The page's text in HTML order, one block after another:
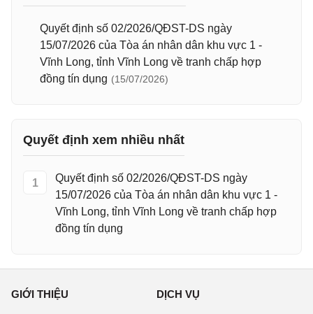
Quyết định số 02/2026/QĐST-DS ngày
15/07/2026 của Tòa án nhân dân khu vực 1 -
Vĩnh Long, tỉnh Vĩnh Long về tranh chấp hợp
đồng tín dụng (15/07/2026)
Quyết định xem nhiều nhất
1
Quyết định số 02/2026/QĐST-DS ngày
15/07/2026 của Tòa án nhân dân khu vực 1 -
Vĩnh Long, tỉnh Vĩnh Long về tranh chấp hợp
đồng tín dụng
GIỚI THIỆU DỊCH VỤ